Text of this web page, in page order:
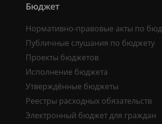
Бюджет
Нормативно-правовые акты по
Публичные слушания по бюджету
Проекты бюджетов
Исполнение бюджета
Утверждённые бюджеты
Реестры расходных обязательств
Электронный бюджет для граждан